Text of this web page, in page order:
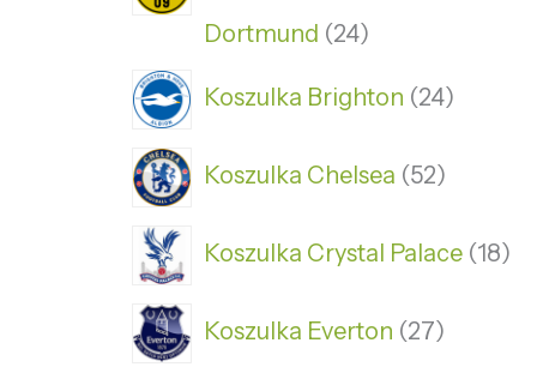
Dortmund 24
Koszulka Brighton 24
Koszulka Chelsea 52
Koszulka Crystal Palace 18
Koszulka Everton 27